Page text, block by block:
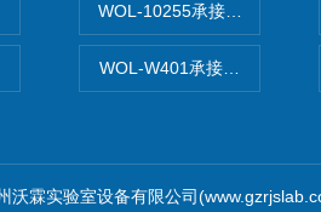
WOL-10255承接清远电子
WOL-W401承接食品QS认
沃霖实验室设备有限公司